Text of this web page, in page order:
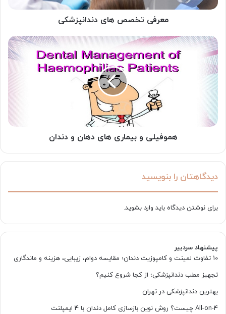
معرفی تخصص های دندانپزشکی
هموفیلی
و
بیماری
های
دهان
و
دندان
هموفیلی و بیماری های دهان و دندان
دیدگاهتان را بنویسید
برای نوشتن دیدگاه باید وارد بشوید.
پیشنهاد سردبیر
10 تفاوت لمینت و کامپوزیت دندان؛ مقایسه دوام، زیبایی، هزینه و ماندگاری
تجهیز مطب دندانپزشکی؛ از کجا شروع کنیم؟
بهترین دندانپزشکی در تهران
All-on-4 چیست؟ روش نوین بازسازی کامل دندان با 4 ایمپلنت